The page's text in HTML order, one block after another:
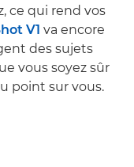
ce qui rend vos
V1 va encore
des sujets
vous soyez sûr
point sur vous.